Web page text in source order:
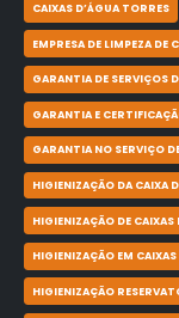
CAIXAS D’ÁGUA TORRES
EMPRESA DE LIMPEZA DE
GARANTIA DE SERVIÇOS
GARANTIA E
GARANTIA NO SERVIÇO
HIGIENIZAÇÃO DA CAIXA
HIGIENIZAÇÃO DE CAIXAS
HIGIENIZAÇÃO EM
HIGIENIZAÇÃO